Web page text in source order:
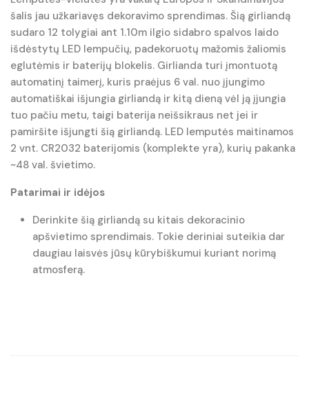
šalis jau užkariavęs dekoravimo sprendimas. Šią girliandą
sudaro 12 tolygiai ant 1.10m ilgio sidabro spalvos laido
išdėstytų LED lempučių, padekoruotų mažomis žaliomis
eglutėmis ir baterijų blokelis. Girlianda turi įmontuotą
automatinį taimerį, kuris praėjus 6 val. nuo įjungimo
automatiškai išjungia girliandą ir kitą dieną vėl ją įjungia
tuo pačiu metu, taigi baterija neišsikraus net jei ir
pamiršite išjungti šią girliandą. LED lemputės maitinamos
2 vnt. CR2032 baterijomis (komplekte yra), kurių pakanka
~48 val. švietimo.
Patarimai ir idėjos
Derinkite šią girliandą su kitais dekoracinio
apšvietimo sprendimais. Tokie deriniai suteikia dar
daugiau laisvės jūsų kūrybiškumui kuriant norimą
atmosferą.